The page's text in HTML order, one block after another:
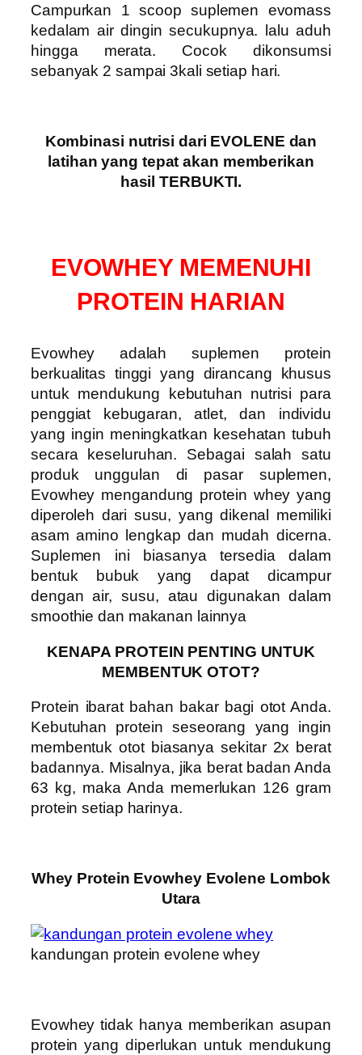
Campurkan 1 scoop suplemen evomass
kedalam air dingin secukupnya. lalu aduh
hingga merata. Cocok dikonsumsi
sebanyak 2 sampai 3kali setiap hari.
Kombinasi nutrisi dari EVOLENE dan
latihan yang tepat akan memberikan
hasil TERBUKTI.
EVOWHEY MEMENUHI
PROTEIN HARIAN
Evowhey adalah suplemen protein
berkualitas tinggi yang dirancang khusus
untuk mendukung kebutuhan nutrisi para
penggiat kebugaran, atlet, dan individu
yang ingin meningkatkan kesehatan tubuh
secara keseluruhan. Sebagai salah satu
produk unggulan di pasar suplemen,
Evowhey mengandung protein whey yang
diperoleh dari susu, yang dikenal memiliki
asam amino lengkap dan mudah dicerna.
Suplemen ini biasanya tersedia dalam
bentuk bubuk yang dapat dicampur
dengan air, susu, atau digunakan dalam
smoothie dan makanan lainnya
KENAPA PROTEIN PENTING UNTUK
MEMBENTUK OTOT?
Protein ibarat bahan bakar bagi otot Anda.
Kebutuhan protein seseorang yang ingin
membentuk otot biasanya sekitar 2x berat
badannya. Misalnya, jika berat badan Anda
63 kg, maka Anda memerlukan 126 gram
protein setiap harinya.
Whey Protein Evowhey Evolene Lombok
Utara
kandungan protein evolene whey
Evowhey tidak hanya memberikan asupan
protein yang diperlukan untuk mendukung